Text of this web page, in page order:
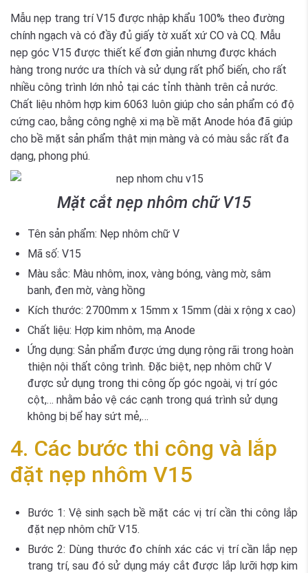
Mẫu nẹp trang trí V15 được nhập khẩu 100% theo đường
chính ngạch và có đầy đủ giấy tờ xuất xứ CO và CQ. Mẫu
nẹp góc V15 được thiết kế đơn giản nhưng được khách
hàng trong nước ưa thích và sử dụng rất phổ biến, cho rất
nhiều công trình lớn nhỏ tại các tỉnh thành trên cả nước.
Chất liệu nhôm hợp kim 6063 luôn giúp cho sản phẩm có độ
cứng cao, bằng công nghệ xi mạ bề mặt Anode hóa đã giúp
cho bề mặt sản phẩm thật mịn màng và có màu sắc rất đa
dạng, phong phú.
Mặt cắt nẹp nhôm chữ V15
Tên sản phẩm: Nẹp nhôm chữ V
Mã số: V15
Màu sắc: Màu nhôm, inox, vàng bóng, vàng mờ, sâm
banh, đen mờ, vàng hồng
Kích thước: 2700mm x 15mm x 15mm (dài x rộng x cao)
Chất liệu: Hợp kim nhôm, mạ Anode
Ứng dụng: Sản phẩm được ứng dụng rộng rãi trong hoàn
thiện nội thất công trình. Đặc biệt, nẹp nhôm chữ V
được sử dụng trong thi công ốp góc ngoài, vị trí góc
cột,… nhằm bảo vệ các cạnh trong quá trình sử dụng
không bị bể hay sứt mẻ,…
4. Các bước thi công và lắp
đặt nẹp nhôm V15
Bước 1: Vệ sinh sạch bề mặt các vị trí cần thi công lắp
đặt nẹp nhôm chữ V15.
Bước 2: Dùng thước đo chính xác các vị trí cần lắp nẹp
trang trí, sau đó sử dụng máy cắt được lắp lưỡi hợp kim